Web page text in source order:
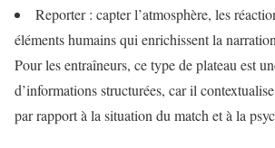
Reporter : capter l’atmosphère, les
éléments humains qui enrichissent la
Pour les entraîneurs, ce type de plateau est
d’informations structurées, car il
par rapport à la situation du match et à la